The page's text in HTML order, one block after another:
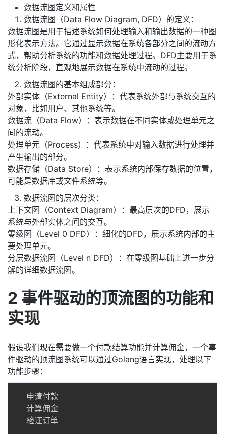
的
课
程
我
的
认
证
我
的
实
验
我
的
收
藏
技
术
支
持
的
云
声
建
议
数据流图定义和属性
数据流图（Data Flow Diagram, DFD）的定义：
数据流图是用于描述系统如何处理输入和输出数据的一种图
形化表示方法。它通过显示数据在系统各部分之间的流动方
式，帮助分析系统的功能和数据处理过程。DFD主要用于系
统分析阶段，直观地展示数据在系统中流动的过程。
数据流图的基本组成部分：
外部实体（External Entity）：代表系统外部与系统交互的
对象，比如用户、其他系统等。
数据流（Data Flow）：表示数据在不同实体或处理单元之
间的流动。
处理单元（Process）：代表系统中对输入数据进行处理并
产生输出的部分。
数据存储（Data Store）：表示系统内部保存数据的位置，
可能是数据库或文件系统等。
数据流图的层次分类：
上下文图（Context Diagram）：最高层次的DFD，展示
系统与外部实体之间的交互。
零级图（Level 0 DFD）：细化的DFD，展示系统内部的主
要处理单元。
分层数据流图（Level n DFD）：在零级图基础上进一步分
解的详细数据流图。
2 事件驱动的顶流图的功能和
实现
假设我们现在需要做一个付款结算功能并计算佣金，一个事
件驱动的顶流图系统可以通过Golang语言实现，处理以下
功能步骤：
  申请付款
  计算佣金